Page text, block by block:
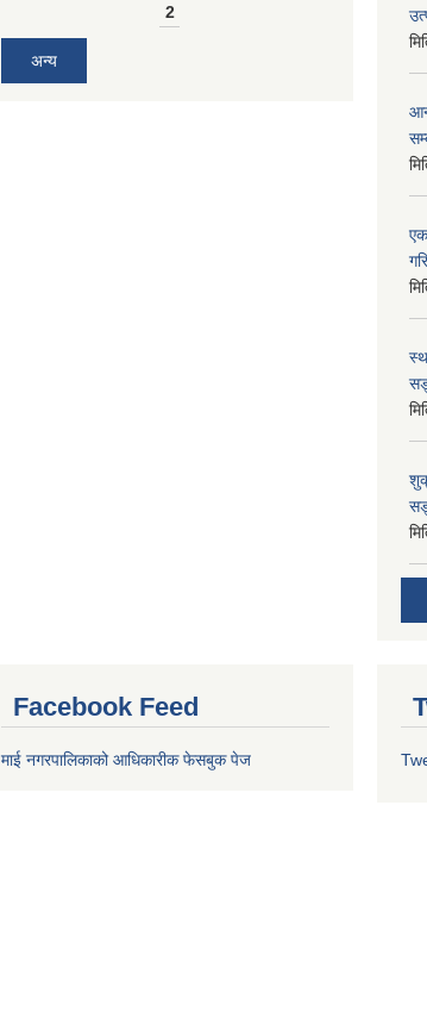
2
अन्य
Facebook Feed
माई नगरपालिकाको आधिकारीक फेसबुक पेज